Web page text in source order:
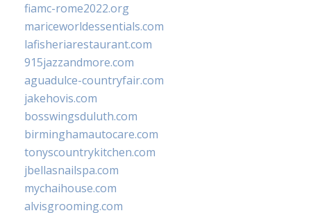
fiamc-rome2022.org
mariceworldessentials.com
lafisheriarestaurant.com
915jazzandmore.com
aguadulce-countryfair.com
jakehovis.com
bosswingsduluth.com
birminghamautocare.com
tonyscountrykitchen.com
jbellasnailspa.com
mychaihouse.com
alvisgrooming.com